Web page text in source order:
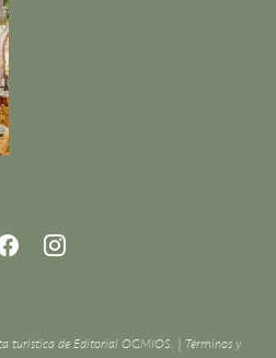
turística de Editorial OGMIOS. | Términos y